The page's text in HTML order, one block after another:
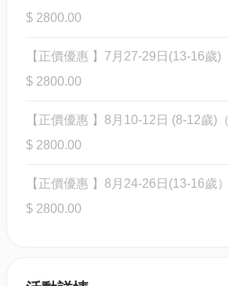
$ 2800.00
【正價優惠 】7月27-29日(13-16歲)
$ 2800.00
【正價優惠 】8月10-12日 (8-12歲)
$ 2800.00
【正價優惠 】8月24-26日(13-16歲
$ 2800.00